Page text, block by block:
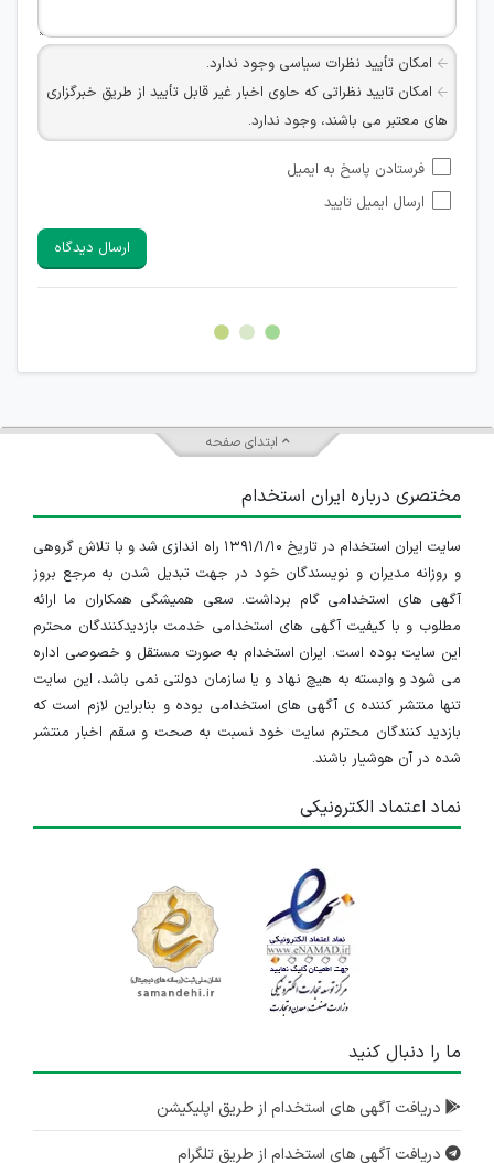
امکان تأیید نظرات سیاسی وجود ندارد.
امکان تایید نظراتی که حاوی اخبار غیر قابل تأیید از طریق خبرگزاری
های معتبر می باشند، وجود ندارد.
شبکه های مجازی ارتباطی می باشند وجود ندارد.
امکان تأیید نظرات کاربرانی که به هر طریقی قصد مأیوس کردن
هرگونه تحریک، تحقیر و کنایه به سایر افراد (مسئول و غیر مسئول)
غیر مجاز می باشد.
امکان هماهنگی برای هرگونه ملاقات حضوری چه به صورت دسته
فرستادن پاسخ به ایمیل
ارسال ایمیل تایید
ارسال دیدگاه
ابتدای صفحه
مختصری درباره ایران استخدام
سایت ایران استخدام در تاریخ ۱۳۹۱/۱/۱۰ راه اندازی شد و با تلاش گروهی
و روزانه مدیران و نویسندگان خود در جهت تبدیل شدن به مرجع بروز
آگهی های استخدامی گام برداشت. سعی همیشگی همکاران ما ارائه
مطلوب و با کیفیت آگهی های استخدامی خدمت بازدیدکنندگان محترم
این سایت بوده است. ایران استخدام به صورت مستقل و خصوصی اداره
می شود و وابسته به هیچ نهاد و یا سازمان دولتی نمی باشد، این سایت
تنها منتشر کننده ی آگهی های استخدامی بوده و بنابراین لازم است که
بازدید کنندگان محترم سایت خود نسبت به صحت و سقم اخبار منتشر
شده در آن هوشیار باشند.
نماد اعتماد الکترونیکی
ما را دنبال کنید
دریافت آگهی های استخدام از طریق اپلیکیشن
دریافت آگهی های استخدام از طریق تلگرام